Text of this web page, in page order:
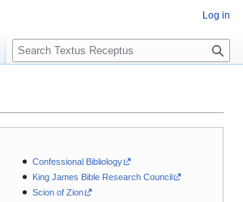
Confessional Bibliology
King James Bible Research Council
Scion of Zion
Log in
S
e
c